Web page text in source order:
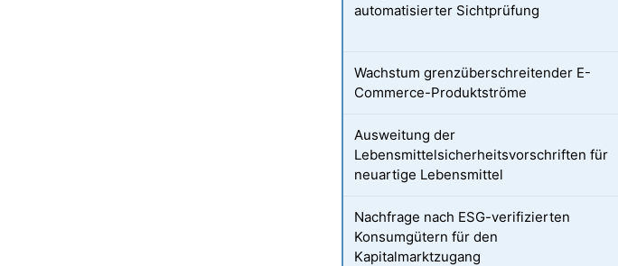
automatisierter Sichtprüfung
Wachstum grenzüberschreitender E-
Commerce-Produktströme
Ausweitung der
Lebensmittelsicherheitsvorschriften für
neuartige Lebensmittel
Nachfrage nach ESG-verifizierten
Konsumgütern für den
Kapitalmarktzugang